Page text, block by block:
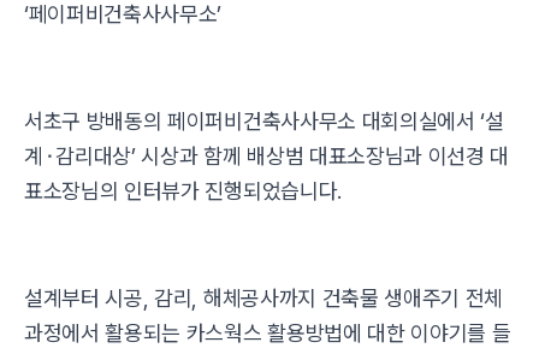
‘페이퍼비건축사사무소’
서초구 방배동의 페이퍼비건축사사무소 대회의실에서 ‘설
계⬝감리대상’ 시상과 함께 배상범 대표소장님과 이선경 대
표소장님의 인터뷰가 진행되었습니다.
설계부터 시공, 감리, 해체공사까지 건축물 생애주기 전체
과정에서 활용되는 카스웍스 활용방법에 대한 이야기를 들